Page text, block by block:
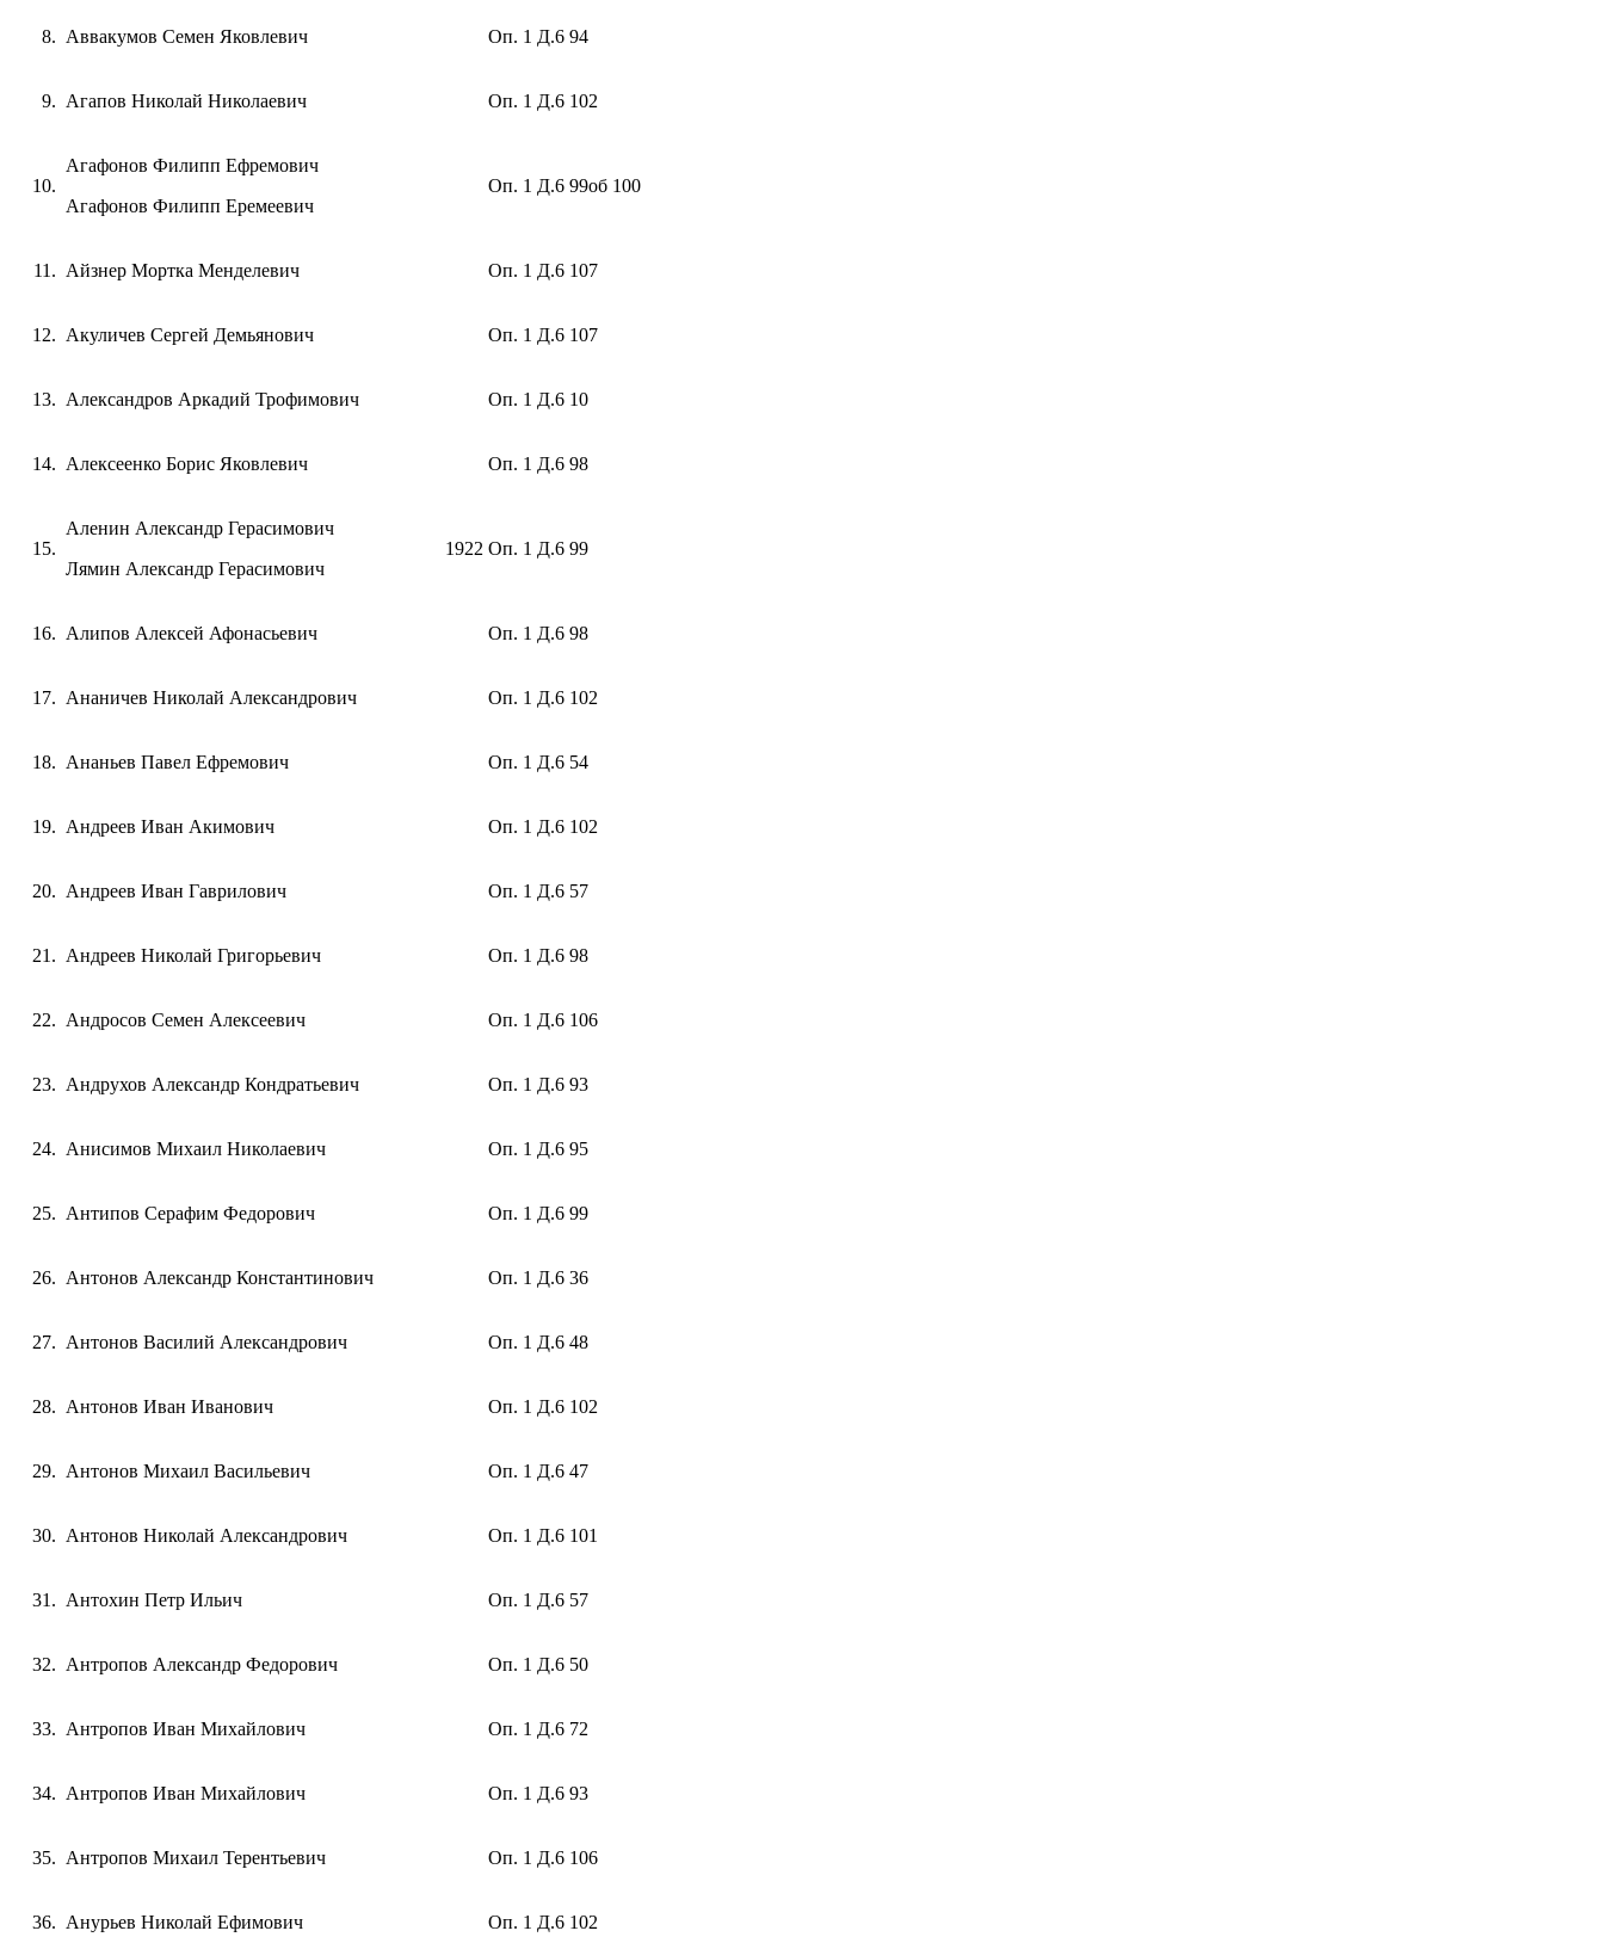
Аввакумов Семен Яковлевич Оп. 1 Д.6 94
Агапов Николай Николаевич Оп. 1 Д.6 102
Агафонов Филипп Ефремович
Агафонов Филипп Еремеевич
Оп. 1 Д.6 99об 100
Айзнер Мортка Менделевич Оп. 1 Д.6 107
Акуличев Сергей Демьянович Оп. 1 Д.6 107
Александров Аркадий Трофимович Оп. 1 Д.6 10
Алексеенко Борис Яковлевич Оп. 1 Д.6 98
Аленин Александр Герасимович
Лямин Александр Герасимович
1922 Оп. 1 Д.6 99
Алипов Алексей Афонасьевич Оп. 1 Д.6 98
Ананичев Николай Александрович Оп. 1 Д.6 102
Ананьев Павел Ефремович Оп. 1 Д.6 54
Андреев Иван Акимович Оп. 1 Д.6 102
Андреев Иван Гаврилович Оп. 1 Д.6 57
Андреев Николай Григорьевич Оп. 1 Д.6 98
Андросов Семен Алексеевич Оп. 1 Д.6 106
Андрухов Александр Кондратьевич Оп. 1 Д.6 93
Анисимов Михаил Николаевич Оп. 1 Д.6 95
Антипов Серафим Федорович Оп. 1 Д.6 99
Антонов Александр Константинович Оп. 1 Д.6 36
Антонов Василий Александрович Оп. 1 Д.6 48
Антонов Иван Иванович Оп. 1 Д.6 102
Антонов Михаил Васильевич Оп. 1 Д.6 47
Антонов Николай Александрович Оп. 1 Д.6 101
Антохин Петр Ильич Оп. 1 Д.6 57
Антропов Александр Федорович Оп. 1 Д.6 50
Антропов Иван Михайлович Оп. 1 Д.6 72
Антропов Иван Михайлович Оп. 1 Д.6 93
Антропов Михаил Терентьевич Оп. 1 Д.6 106
Анурьев Николай Ефимович Оп. 1 Д.6 102